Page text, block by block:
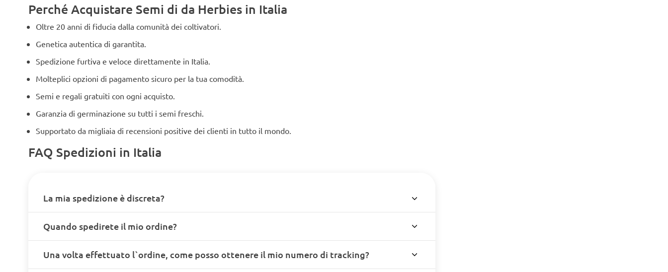
Perché Acquistare Semi di da Herbies in Italia
Oltre 20 anni di fiducia dalla comunità dei coltivatori.
Genetica autentica di garantita.
Spedizione furtiva e veloce direttamente in Italia.
Molteplici opzioni di pagamento sicuro per la tua comodità.
Semi e regali gratuiti con ogni acquisto.
Garanzia di germinazione su tutti i semi freschi.
Supportato da migliaia di recensioni positive dei clienti in tutto il mondo.
FAQ Spedizioni in Italia
La mia spedizione è discreta?
Quando spedirete il mio ordine?
Una volta effettuato l`ordine, come posso ottenere il mio numero di tracking?